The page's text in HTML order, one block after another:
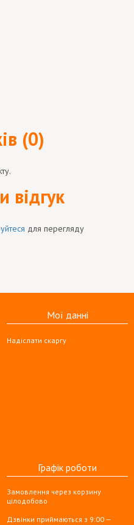
(0)
відгук
для перегляду
Мої данні
Надіслати скаргу
Графік роботи
Замовлення через корзину
цілодобово
Дзвінки приймаються з 9:00 —